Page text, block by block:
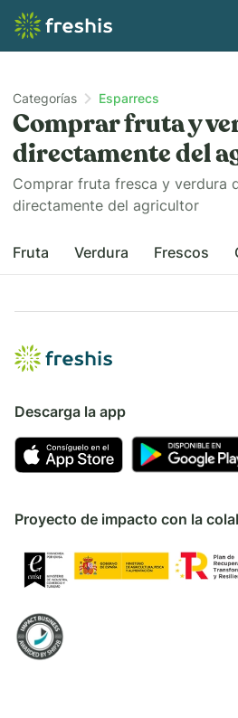
Categorías Esparrecs
Comprar fruta y
directamente del
Comprar fruta fresca y verdura
directamente del agricultor
Fruta Verdura Frescos
Descarga la app
Proyecto de impacto con la